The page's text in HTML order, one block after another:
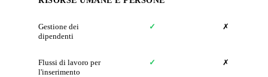
Gestione dei
dipendenti
✓ ✗
Flussi di lavoro per
l'inserimento
✓ ✗